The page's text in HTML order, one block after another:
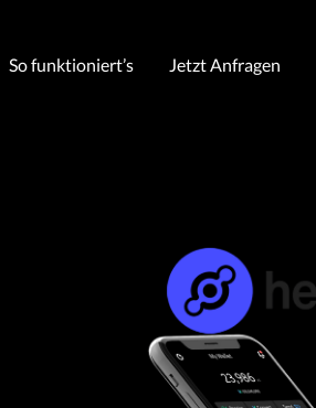
So funktioniert’s Jetzt Anfragen